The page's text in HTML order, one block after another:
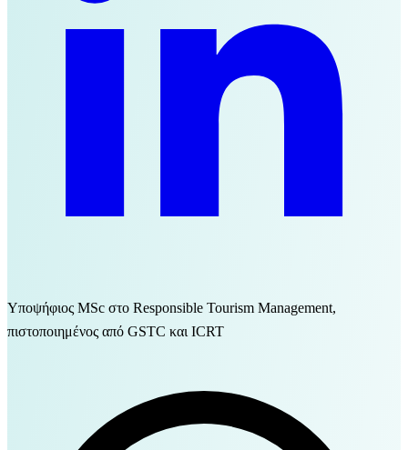
Υποψήφιος MSc στο Responsible Tourism Management,
πιστοποιημένος από GSTC και ICRT